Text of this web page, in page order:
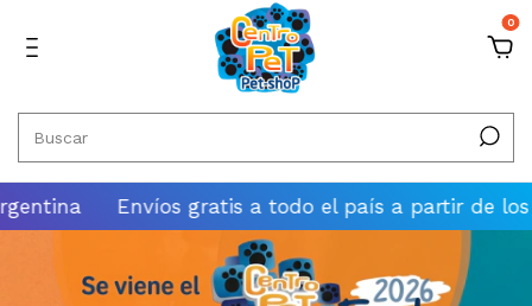
0
Envíos gratis a todo el país a partir de los